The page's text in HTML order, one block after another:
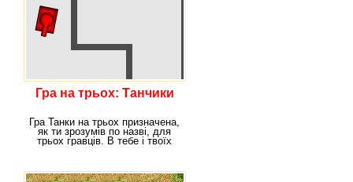
Гра на трьох: Танчики
Гра Танки на трьох призначена,
як ти зрозумів по назві, для
трьох гравців. В тебе і твоїх